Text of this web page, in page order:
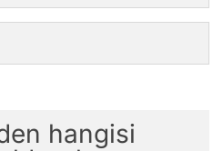
hangisi